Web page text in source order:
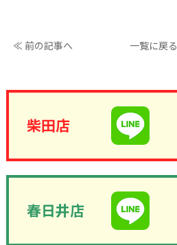
≪ 前の記事へ 一覧に戻る
柴田店
春日井店